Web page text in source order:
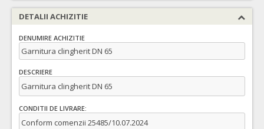
DETALII ACHIZITIE
DENUMIRE ACHIZITIE
Garnitura clingherit DN 65
DESCRIERE
Garnitura clingherit DN 65
CONDITII DE LIVRARE:
Conform comenzii 25485/10.07.2024